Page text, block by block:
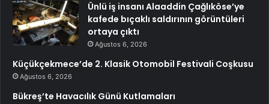
Ünlü iş insanı Alaaddin Çağlıköse’ye
kafede bıçaklı saldırının görüntüleri
ortaya çıktı
Ağustos 6, 2026
Küçükçekmece’de 2. Klasik Otomobil Festivali Coşkusu
Ağustos 6, 2026
Bükreş’te Havacılık Günü Kutlamaları